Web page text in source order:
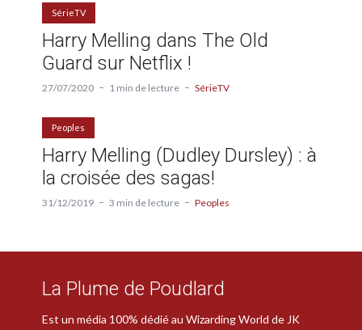
SérieTV
Harry Melling dans The Old
Guard sur Netflix !
27/07/2020 1 min de lecture SérieTV
Peoples
Harry Melling (Dudley Dursley) : à
la croisée des sagas!
31/12/2019 3 min de lecture Peoples
La Plume de Poudlard
Est un média 100% dédié au Wizarding World de JK